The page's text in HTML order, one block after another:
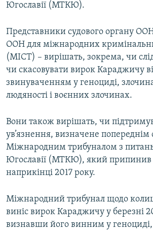
Югославії (МТКЮ).
Представники судового органу
ООН для міжнародних
(MICT) – вирішать, зокрема, чи
чи скасовувати вирок Караджичу
звинуваченням у геноциді,
людяності і воєнних злочинах.
Вони також вирішать, чи
ув’язнення, визначене попереднім
Міжнародним трибуналом з
Югославії (МТКЮ), який припинив
наприкінці 2017 року.
Міжнародний трибунал щодо
виніс вирок Караджичу у березні
визнавши його винним у